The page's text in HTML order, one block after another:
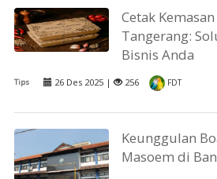
Cetak
Tangerang:
Bisnis Anda
Tips 26 Des 2025 | 256 FDT
Keunggulan
Masoem di